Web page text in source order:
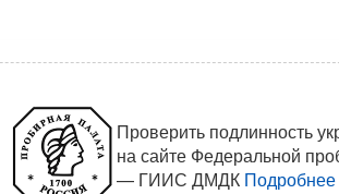
Проверить подлинность
на сайте Федеральной
— ГИИС ДМДК Подробнее